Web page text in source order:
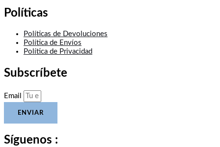
Políticas
Políticas de Devoluciones
Política de Envíos
Política de Privacidad
Subscríbete
Email
ENVIAR
Síguenos :